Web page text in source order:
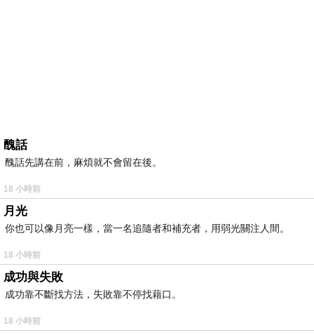
醜話
醜話先講在前，麻煩就不會留在後。
18 小時前
月光
你也可以像月亮一樣，當一名追隨者和補充者，用弱光關注人間。
18 小時前
成功與失敗
成功靠不斷找方法，失敗靠不停找藉口。
18 小時前